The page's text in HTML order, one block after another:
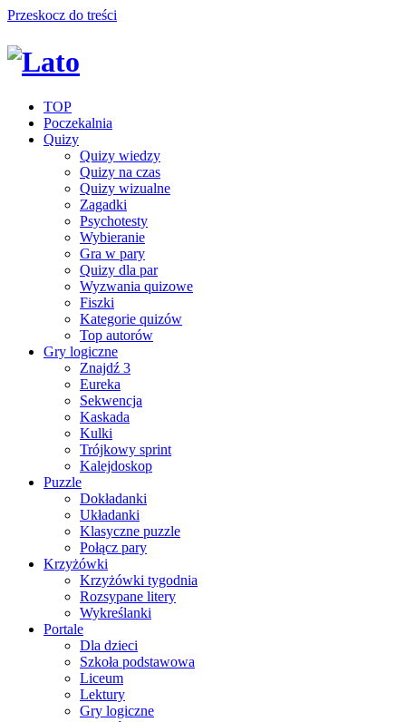
Przeskocz do treści
TOP
Poczekalnia
Quizy
Quizy wiedzy
Quizy na czas
Quizy wizualne
Zagadki
Psychotesty
Wybieranie
Gra w pary
Quizy dla par
Wyzwania quizowe
Fiszki
Kategorie quizów
Top autorów
Gry logiczne
Znajdź 3
Eureka
Sekwencja
Kaskada
Kulki
Trójkowy sprint
Kalejdoskop
Puzzle
Dokładanki
Układanki
Klasyczne puzzle
Połącz pary
Krzyżówki
Krzyżówki tygodnia
Rozsypane litery
Wykreślanki
Portale
Dla dzieci
Szkoła podstawowa
Liceum
Lektury
Gry logiczne